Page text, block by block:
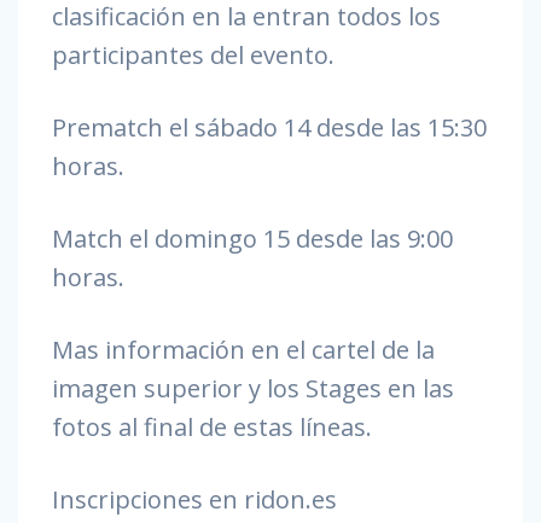
clasificación en la entran todos los
participantes del evento.
Prematch el sábado 14 desde las 15:30
horas.
Match el domingo 15 desde las 9:00
horas.
Mas información en el cartel de la
imagen superior y los Stages en las
fotos al final de estas líneas.
Inscripciones en ridon.es